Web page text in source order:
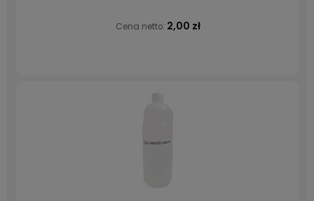
Cena netto: 2,00 zł